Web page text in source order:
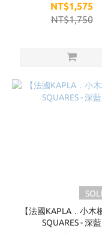
NT$1,575
NT$1,750
【法國KAPLA．小木
SQUARES - 深藍